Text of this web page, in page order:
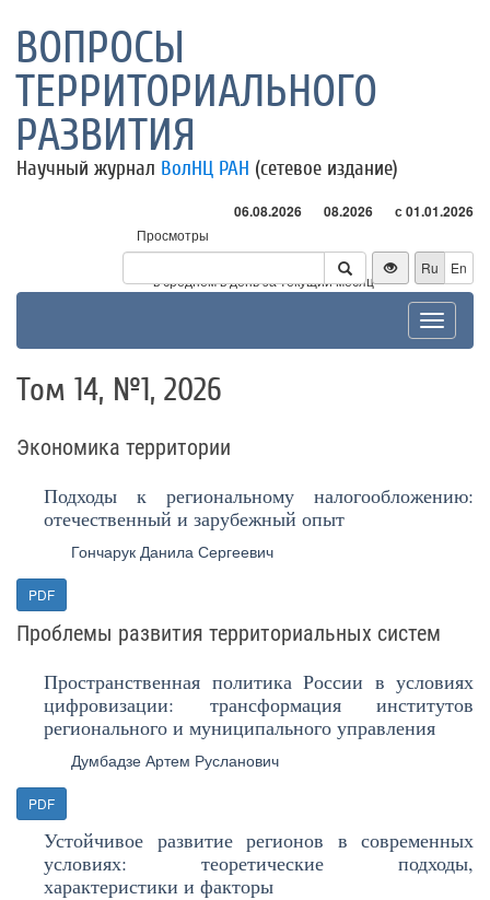
ВОПРОСЫ
ТЕРРИТОРИАЛЬНОГО
РАЗВИТИЯ
Научный журнал ВолНЦ РАН (сетевое издание)
06.08.2026 08.2026 с 01.01.2026
Просмотры
Посетители
* - в среднем в день за текущий месяц
Ru En
Toggle
Том 14, №1, 2026
Экономика территории
Подходы к региональному налогообложению:
отечественный и зарубежный опыт
Гончарук Данила Сергеевич
PDF
Проблемы развития территориальных систем
Пространственная политика России в условиях
цифровизации: трансформация институтов
регионального и муниципального управления
Думбадзе Артем Русланович
PDF
Устойчивое развитие регионов в современных
условиях: теоретические подходы,
характеристики и факторы